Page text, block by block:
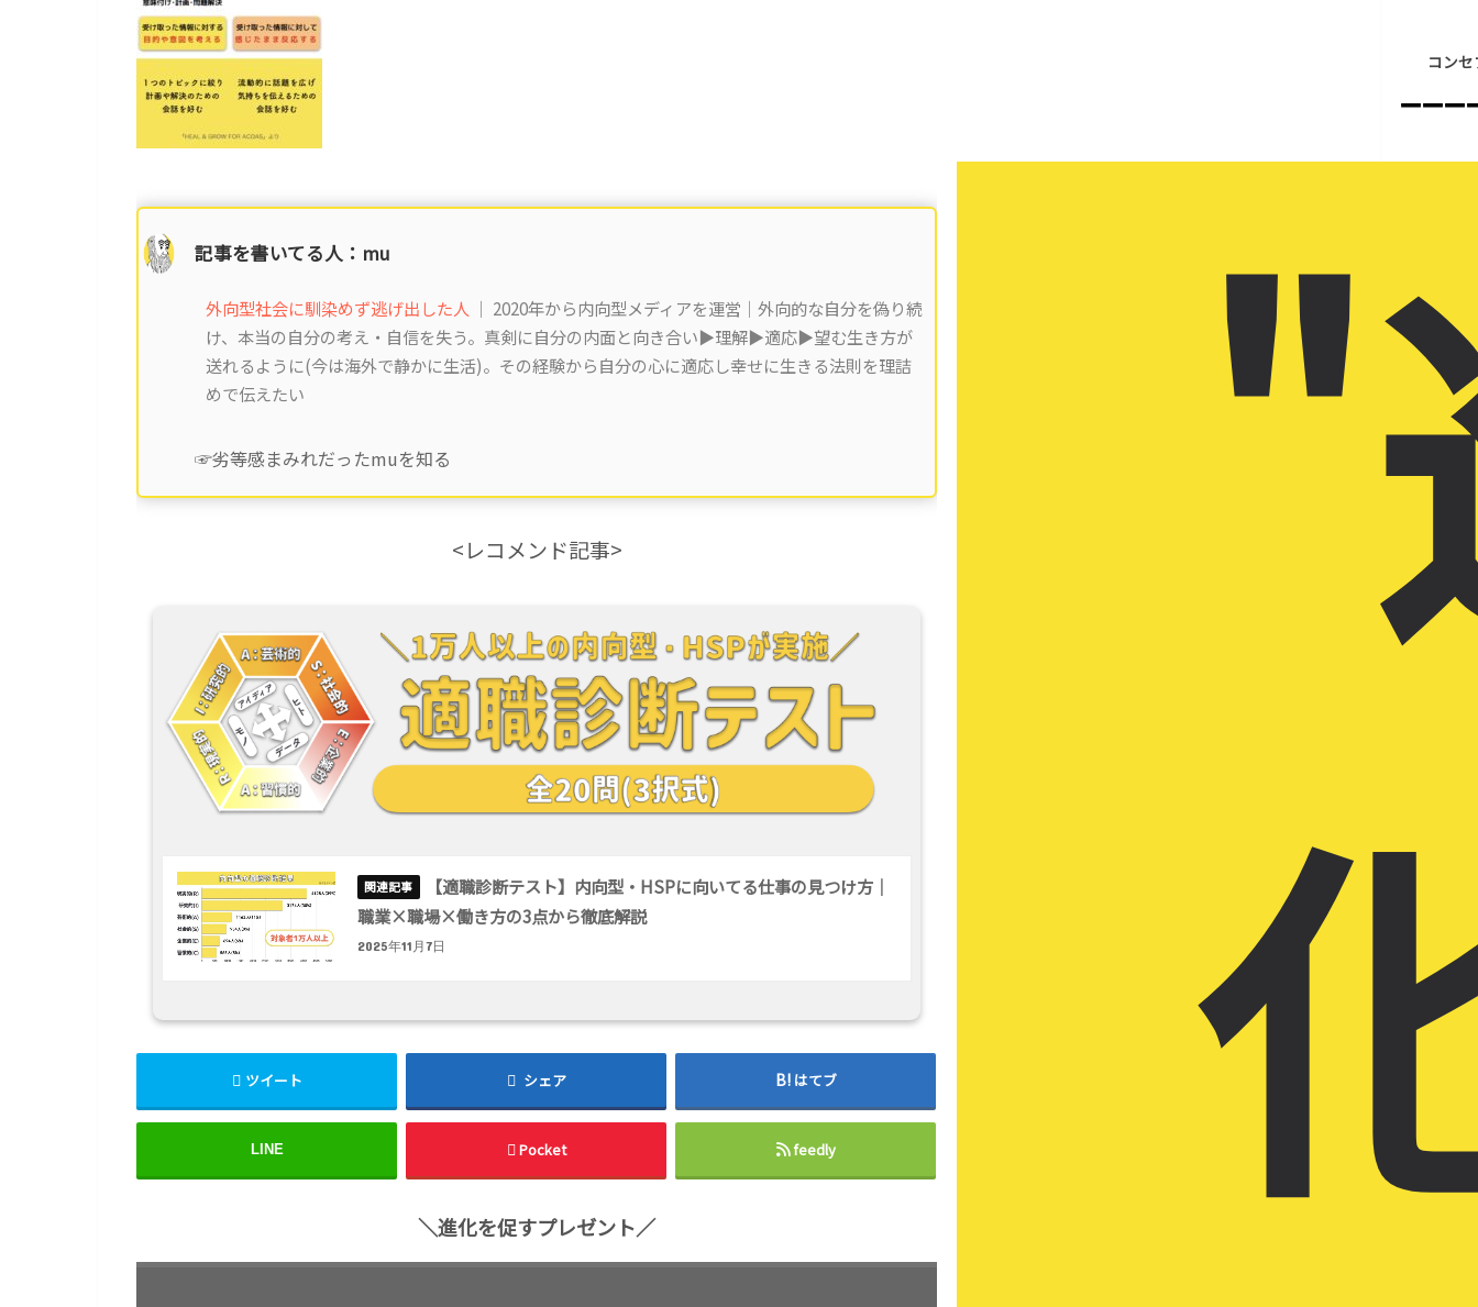
記事を書いてる人：mu
外向型社会に馴染めず逃げ出した人 ｜ 2020年から内向型メディアを運営｜外向的な自分を偽り続
け、本当の自分の考え・自信を失う。真剣に自分の内面と向き合い▶︎理解▶︎適応▶︎望む生き方が
送れるように(今は海外で静かに生活)。その経験から自分の心に適応し幸せに生きる法則を理詰
めで伝えたい
☞劣等感まみれだったmuを知る
<レコメンド記事>
【適職診断テスト】内向型・HSPに向いてる仕事の見つけ方｜
職業×職場×働き方の3点から徹底解説
2025年11月7日
ツイート シェア はてブ
LINE Pocket feedly
＼進化を促すプレゼント／
コン
"